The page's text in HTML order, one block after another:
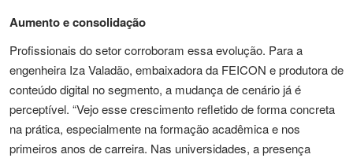
Aumento e consolidação
Profissionais do setor corroboram essa evolução. Para a
engenheira Iza Valadão, embaixadora da FEICON e produtora de
conteúdo digital no segmento, a mudança de cenário já é
perceptível. “Vejo esse crescimento refletido de forma concreta
na prática, especialmente na formação acadêmica e nos
primeiros anos de carreira. Nas universidades, a presença